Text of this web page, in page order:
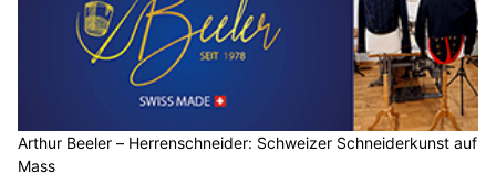
Arthur Beeler – Herrenschneider: Schweizer Schneiderkunst auf
Mass